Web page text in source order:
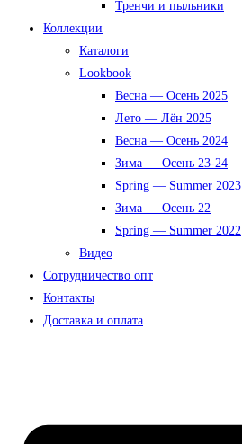
Тренчи и пыльники
Коллекции
Каталоги
Lookbook
Весна — Осень 2025
Лето — Лён 2025
Весна — Осень 2024
Зима — Осень 23-24
Spring — Summer 2023
Зима — Осень 22
Spring — Summer 2022
Видео
Сотрудничество опт
Контакты
Доставка и оплата